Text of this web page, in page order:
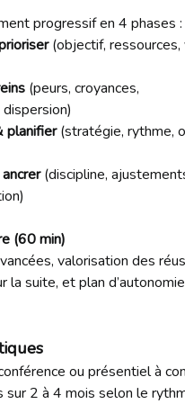
progressif en 4 phases :
(objectif, ressources,
(peurs, croyances,
planifier(stratégie, rythme,
(discipline,
(60 min)
valorisation des
la suite, et plan
ou présentiel à
sur 2 à 4 mois selon le